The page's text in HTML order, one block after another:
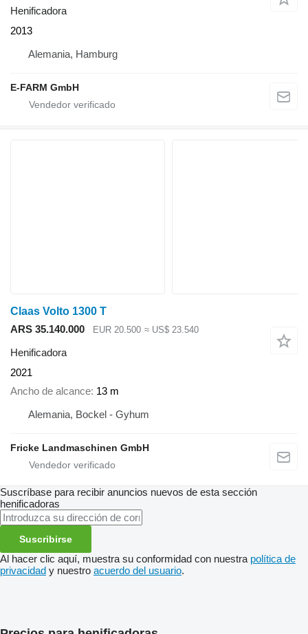
Henificadora
2013
Alemania, Hamburg
E-FARM GmbH
Claas Volto 1300 T
ARS 35.140.000
EUR 20.500 ≈ US$ 23.540
Henificadora
2021
Ancho de alcance 13 m
Alemania, Bockel - Gyhum
Fricke Landmaschinen GmbH
Suscríbase para recibir anuncios nuevos de esta sección
henificadoras
Suscribirse
Al hacer clic aquí, muestra su conformidad con nuestra política de
privacidad y nuestro acuerdo del usuario.